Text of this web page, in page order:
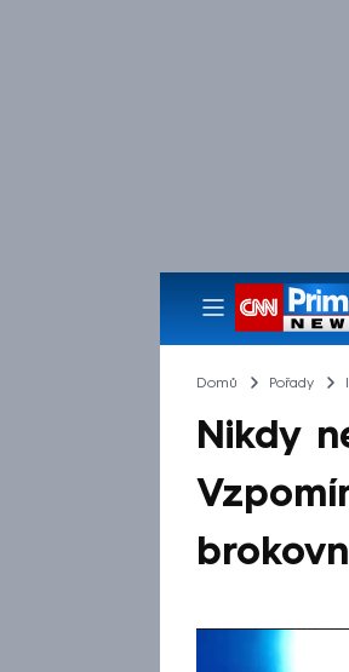
Domů Pořady
Nikdy
Výběr